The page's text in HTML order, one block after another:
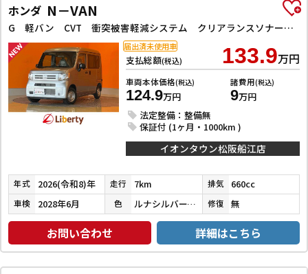
ホンダ N－VAN
G 軽バン CVT 衝突被害軽減システム クリアランスソナー レーンアシスト 両側スライドドア オートライト ESC エアコン パワーウィンドウ 運転席エアバッグ 助手席エアバッグ
支払総額(税込) 133.9万円
車両本体価格(税込)
124.9万円
諸費用(税込)
9万円
法定整備：整備無
保証付 (1ヶ月・1000km )
届出済未使用車
イオンタウン松阪船江店
年式 2026(令和8)年 走行 7km 排気 660cc
車検 2028年6月 色 ルナシルバーメタリック 修復 無
お問い合わせ 詳細はこちら